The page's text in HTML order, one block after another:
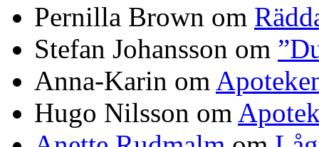
Pernilla Brown om
Stefan Johansson om
Anna-Karin om
Hugo Nilsson om